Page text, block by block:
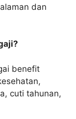
dan
benefit
cuti tahunan,